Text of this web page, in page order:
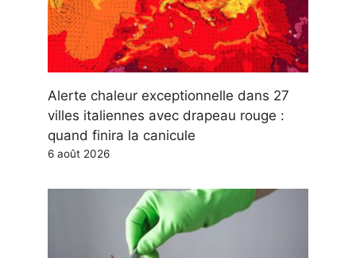
Alerte chaleur exceptionnelle dans 27
villes italiennes avec drapeau rouge :
quand finira la canicule
6 août 2026